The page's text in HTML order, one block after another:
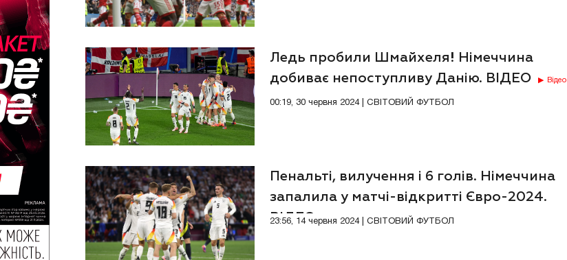
Ледь пробили Шмайхеля! Німеччина
добиває непоступливу Данію. ВІДЕО
Відео
00:19, 30 червня 2024 | СВІТОВИЙ ФУТБОЛ
Пенальті, вилучення і 6 голів. Німеччина
запалила у матчі-відкритті Євро-2024.
ВІДЕО
Відео
23:56, 14 червня 2024 | СВІТОВИЙ ФУТБОЛ